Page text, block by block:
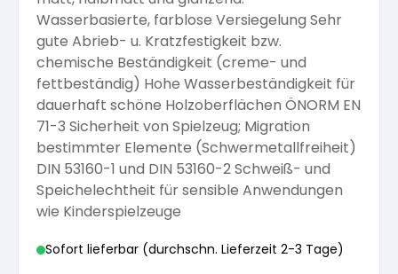
Öle für Außen
Pflege und Reinigung
Versiegelung für Beton
Pflege
Kalkfarben
Anti Schimmelfarbe
Isolierfarben
Silikatfarben
Pflege und Reinigung
Spezialprodukte
Arbeitshandschuhe
Dichtmassen
Farbwalzen
Pinsel und Bürsten
Wasserbasierte, farblose Versiegelung Sehr
gute Abrieb- u. Kratzfestigkeit bzw.
chemische Beständigkeit (creme- und
fettbeständig) Hohe Wasserbeständigkeit für
dauerhaft schöne Holzoberflächen ÖNORM EN
71-3 Sicherheit von Spielzeug; Migration
bestimmter Elemente (Schwermetallfreiheit)
DIN 53160-1 und DIN 53160-2 Schweiß- und
Speichelechtheit für sensible Anwendungen
wie Kinderspielzeuge
Sofort lieferbar (durchschn. Lieferzeit 2-3 Tage)